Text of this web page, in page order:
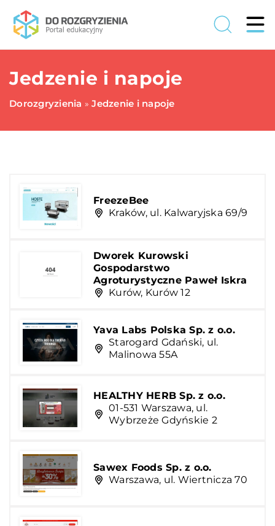
Jedzenie i napoje
Dorozgryzienia »Jedzenie i napoje
FreezeBee
Kraków, ul. Kalwaryjska 69/9
Dworek Kurowski
Gospodarstwo
Agroturystyczne Paweł Iskra
Kurów, Kurów 12
Yava Labs Polska Sp. z o.o.
Starogard Gdański, ul.
Malinowa 55A
HEALTHY HERB Sp. z o.o.
01-531 Warszawa, ul.
Wybrzeże Gdyńskie 2
Sawex Foods Sp. z o.o.
Warszawa, ul. Wiertnicza 70